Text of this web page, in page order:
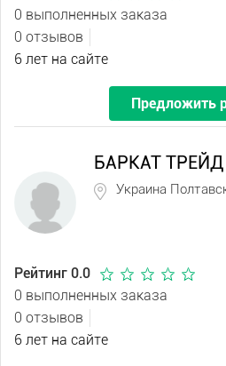
0 выполненных заказа
0 отзывов
6 лет на сайте
Предложить
БАРКАТ ТРЕЙД
Украина
Рейтинг 0.0
0 выполненных заказа
0 отзывов
6 лет на сайте